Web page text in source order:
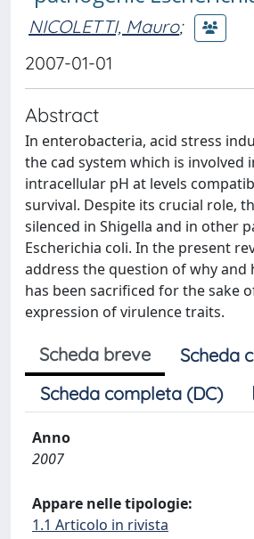
NICOLETTI, Mauro;
2007-01-01
Abstract
In enterobacteria, acid stress
the cad system which is involved
intracellular pH at levels
survival. Despite its crucial role,
silenced in Shigella and in other
Escherichia coli. In the present
address the question of why and
has been sacrificed for the sake
expression of virulence traits.
Scheda breve
Scheda
Scheda completa (DC)
Anno
2007
Appare nelle tipologie:
1.1 Articolo in rivista